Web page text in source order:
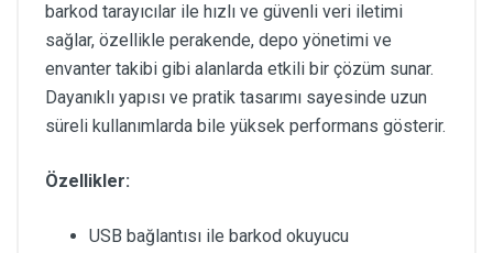
barkod tarayıcılar ile hızlı ve güvenli veri iletimi
sağlar, özellikle perakende, depo yönetimi ve
envanter takibi gibi alanlarda etkili bir çözüm sunar.
Dayanıklı yapısı ve pratik tasarımı sayesinde uzun
süreli kullanımlarda bile yüksek performans gösterir.
Özellikler:
USB bağlantısı ile barkod okuyucu